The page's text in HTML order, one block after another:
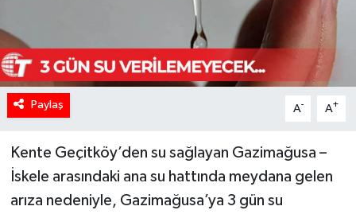
Paylaş A- A+
Kente Geçitköy’den su sağlayan Gazimağusa –
İskele arasındaki ana su hattında meydana gelen
arıza nedeniyle, Gazimağusa’ya 3 gün su